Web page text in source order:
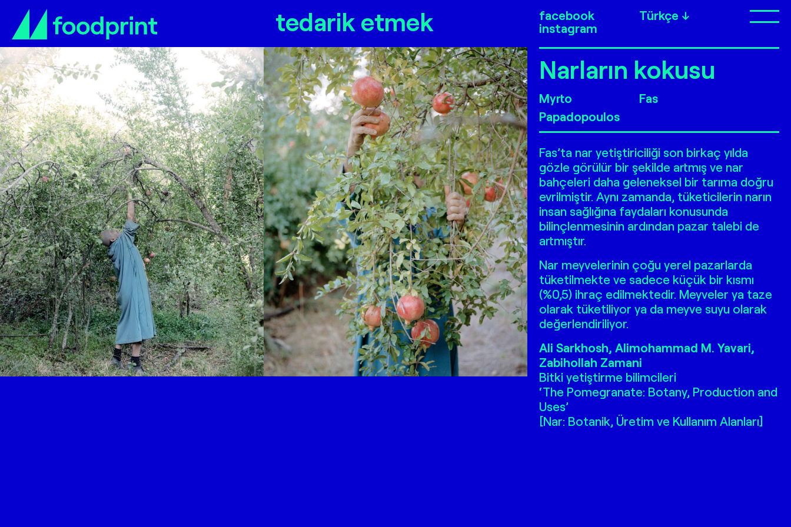
tedarik etmek
facebook
instagram
Türkçe
Narların kokusu Narların kokusu
Myrto
Papadopoulos
Fas
Fas’ta nar yetiştiriciliği son birkaç yılda
gözle görülür bir şekilde artmış ve nar
bahçeleri daha geleneksel bir tarıma doğru
evrilmiştir. Aynı zamanda, tüketicilerin narın
insan sağlığına faydaları konusunda
bilinçlenmesinin ardından pazar talebi de
artmıştır.
Nar meyvelerinin çoğu yerel pazarlarda
tüketilmekte ve sadece küçük bir kısmı
(%0,5) ihraç edilmektedir. Meyveler ya taze
olarak tüketiliyor ya da meyve suyu olarak
değerlendiriliyor.
Ali Sarkhosh, Alimohammad M. Yavari,
Zabihollah Zamani
Bitki yetiştirme bilimcileri
‘The Pomegranate: Botany, Production and
Uses’
[Nar: Botanik, Üretim ve Kullanım Alanları]